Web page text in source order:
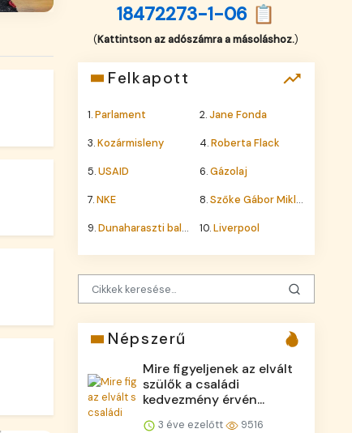
18472273-1-06 📋
(Kattintson az adószámra a másoláshoz.)
Felkapott
1.Parlament 2.Jane Fonda
3.Kozármisleny 4.Roberta Flack
5.USAID 6.Gázolaj
7.NKE 8.Szőke Gábor Miklós
9.Dunaharaszti baleset 10.Liverpool
Népszerű
Mire figyeljenek az elvált
szülők a családi
kedvezmény érvén...
3 éve ezelőtt 9516